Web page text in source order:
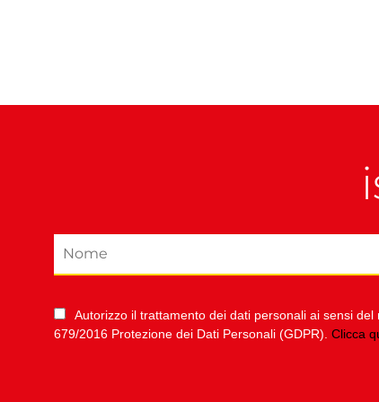
Autorizzo il trattamento dei dati personali ai sensi
679/2016 Protezione dei Dati Personali (GDPR). Clicca